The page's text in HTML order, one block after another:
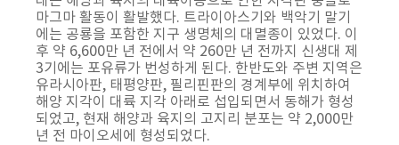
마그마 활동이 활발했다. 트라이아스기와 백악기 말기
에는 공룡을 포함한 지구 생명체의 대멸종이 있었다. 이
후 약 6,600만 년 전에서 약 260만 년 전까지 신생대 제
3기에는 포유류가 번성하게 된다. 한반도와 주변 지역은
유라시아판, 태평양판, 필리핀판의 경계부에 위치하여
해양 지각이 대륙 지각 아래로 섭입되면서 동해가 형성
되었고, 현재 해양과 육지의 고지리 분포는 약 2,000만
년 전 마이오세에 형성되었다.